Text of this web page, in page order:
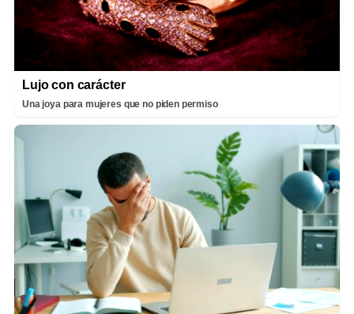
Lujo con carácter
Una joya para mujeres que no piden permiso